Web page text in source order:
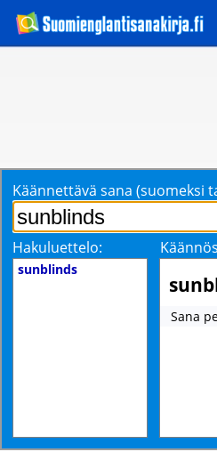
Käännettävä sana (suomeksi
Hakuluettelo:
sunblinds
Sana